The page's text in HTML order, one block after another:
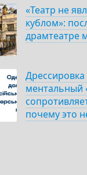
«Театр не
кублом»:
драмтеатре
ментальный
почему это